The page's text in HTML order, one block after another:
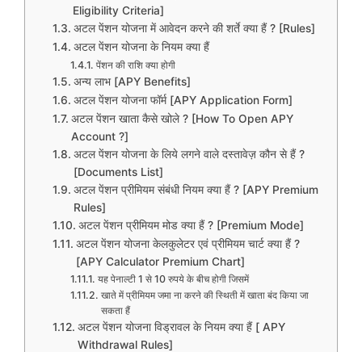
Eligibility Criteria]
अटल पेंशन योजना में आवेदन करने की शर्ते क्या हैं ? [Rules]
अटल पेंशन योजना के नियम क्या हैं
पेंशन की राशि क्या होगी
अन्य लाभ [APY Benefits]
अटल पेंशन योजना फॉर्म [APY Application Form]
अटल पेंशन खाता कैसे खोले ? [How To Open APY
Account ?]
अटल पेंशन योजना के लिये लगने वाले दस्तावेज़ कौन से हैं ?
[Documents List]
अटल पेंशन प्रीमियम संबंधी नियम क्या हैं ? [APY Premium
Rules]
अटल पेंशन प्रीमियम मोड क्या हैं ? [Premium Mode]
अटल पेंशन योजना केलकुलेटर एवं प्रीमियम चार्ट क्या हैं ?
[APY Calculator Premium Chart]
यह पेनाल्टी 1 से 10 रुपये के बीच होगी जिसमें
खाते में प्रीमियम जमा ना करने की स्थिती में खाता बंद किया जा
सकता हैं
अटल पेंशन योजना विड्रावल के नियम क्या हैं [ APY
Withdrawal Rules]